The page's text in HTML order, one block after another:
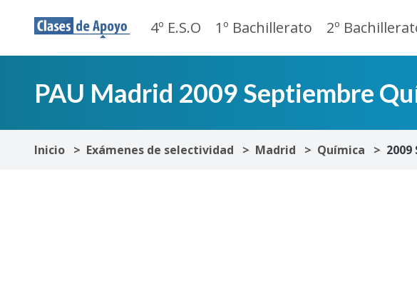
4º E.S.O 1º Bachillerato 2º
PAU Madrid 2009 Septiembre
Inicio Exámenes de selectividad Madrid Química